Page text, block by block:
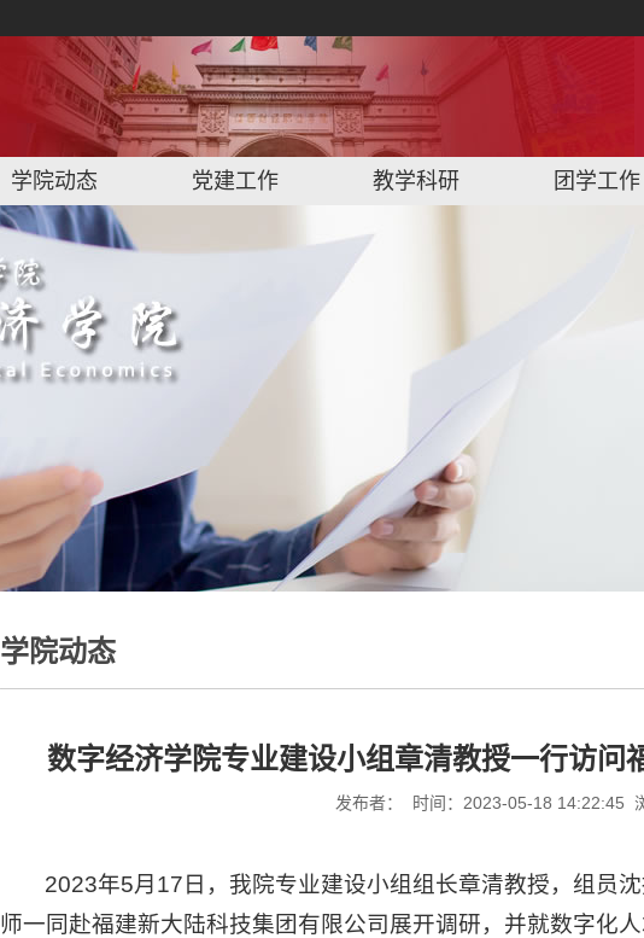
学院动态 党建工作 教学科研 团学工作
学院动态
数字经济学院专业建设小组章清教授一行访问
发布者： 时间：2023-05-18 14:22:45
2023年5月17日，我院专业建设小组组长章清教授，组员
师一同赴福建新大陆科技集团有限公司展开调研，并就数字化